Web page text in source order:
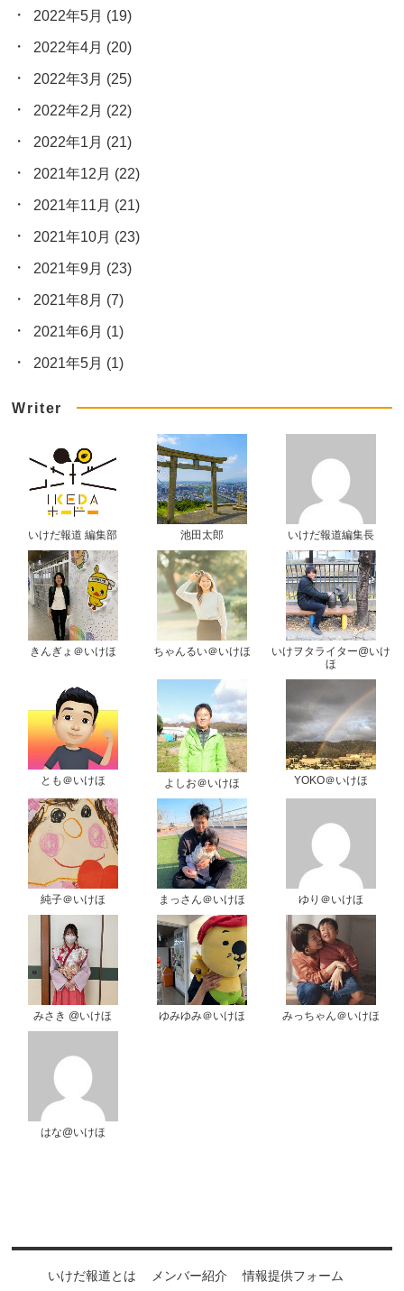
2022年5月 (19)
2022年4月 (20)
2022年3月 (25)
2022年2月 (22)
2022年1月 (21)
2021年12月 (22)
2021年11月 (21)
2021年10月 (23)
2021年9月 (23)
2021年8月 (7)
2021年6月 (1)
2021年5月 (1)
Writer
いけだ報道 編集部 池田太郎 いけだ報道編集長
きんぎょ＠いけほ ちゃんるい＠いけほ
いけヲタライター@いけ
ほ
とも＠いけほ よしお＠いけほ YOKO＠いけほ
純子＠いけほ まっさん＠いけほ ゆり＠いけほ
みさき @いけほ ゆみゆみ＠いけほ みっちゃん＠いけほ
はな@いけほ
いけだ報道とは メンバー紹介 情報提供フォーム